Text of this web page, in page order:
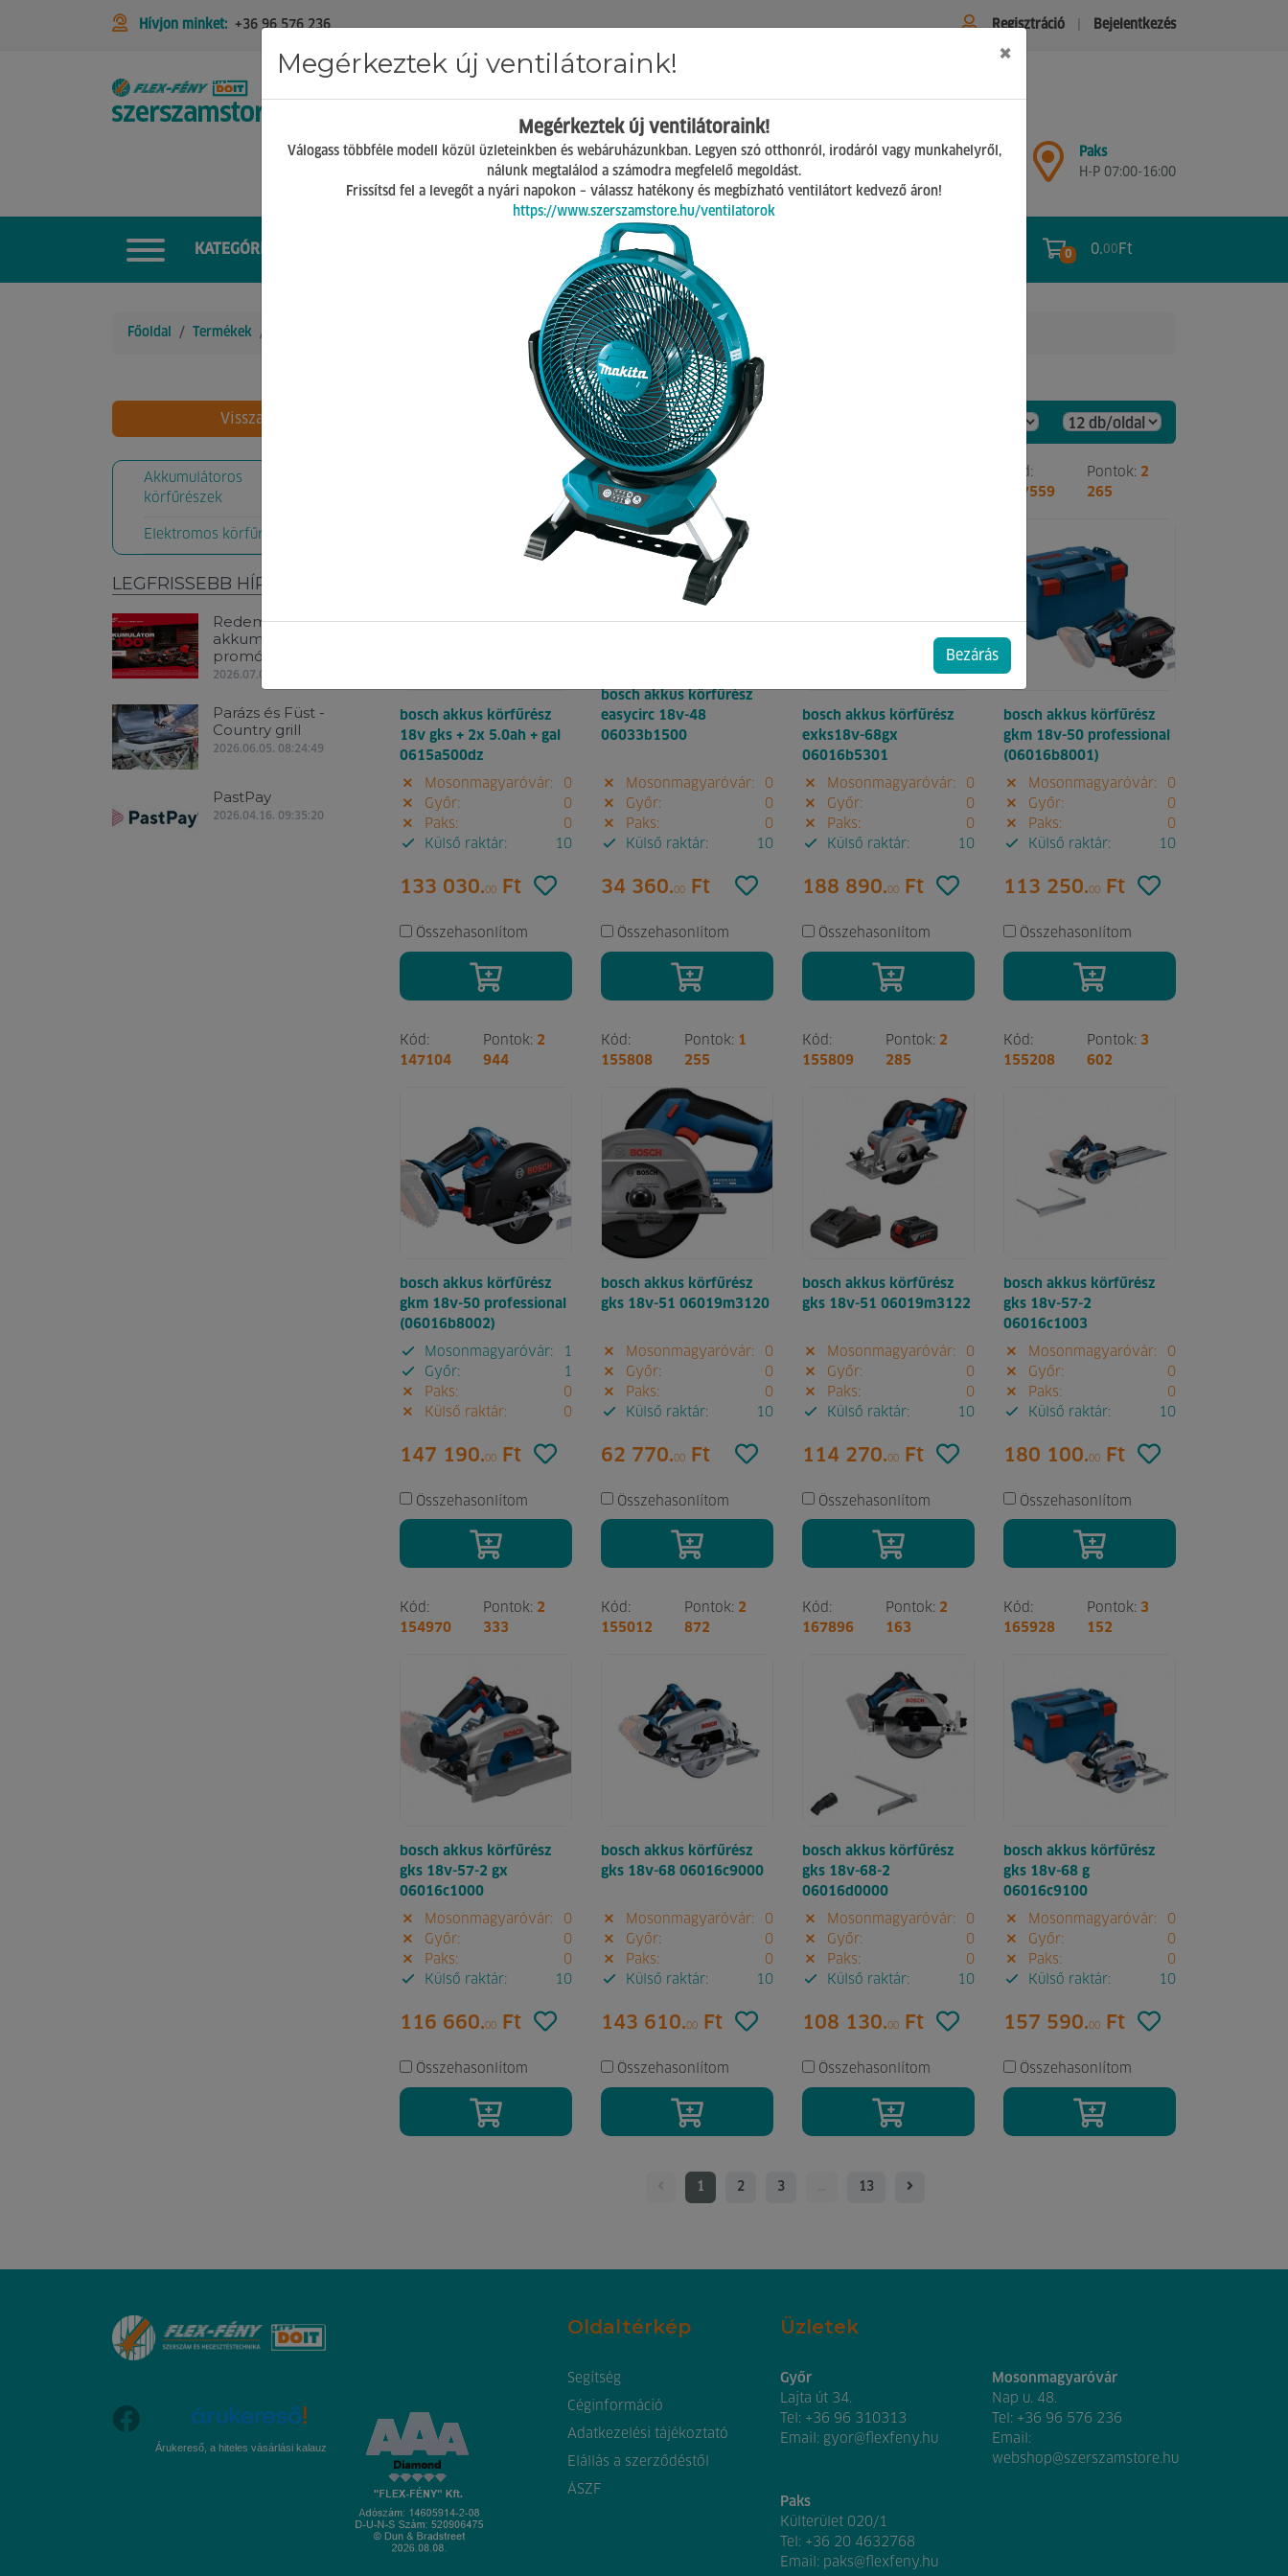
Hívjon minket: +36 96 576 236 Regisztráció Bejelentkezés
STIHL Hírek ÁSZF GY.I.K. Kapcsolat
Mosonmagyaróvár
H-P 07:00-17:00
Sz 08:00-12:00
Győr
Sz 08:00-12:00
Paks
H-P 07:00-16:00
KATEGÓRIÁK 0 0.00 Ft
Főoldal Termékek
Vissza
Akkumulátoros
körfűrészek
Elektromos körfűrészek
LEGFRISSEBB HÍREK
Redemption Classic
akkumulátoros
promóció!
2026.07.06. 09:01:33
Parázs és Füst -
Country grill
2026.06.05. 08:24:49
PastPay
2026.04.16. 09:35:20
145 db termék a listában csak akciósak
bosch akkus körfűrész
18v gks + 2x 5.0ah + gal
0615a500dz
Mosonmagyaróvár:
0
Győr:
0
Paks:
0
Külső raktár:
10
133 030.00 Ft
Összehasonlítom
Kód:164372 Pontok:
bosch akkus körfűrész
easycirc 18v-48
06033b1500
Mosonmagyaróvár:
0
Győr:
0
Paks:
0
Külső raktár:
10
34 360.00 Ft
Összehasonlítom
bosch akkus körfűrész
exks18v-68gx
06016b5301
Mosonmagyaróvár:
0
Győr:
0
Paks:
0
Külső raktár:
10
188 890.00 Ft
Összehasonlítom
Kód:
147559
Pontok: 2
265
bosch akkus körfűrész
gkm 18v-50 professional
(06016b8001)
Mosonmagyaróvár:
0
Győr:
0
Paks:
0
Külső raktár:
10
113 250.00 Ft
Összehasonlítom
Kód:
147104
Pontok: 2
944
bosch akkus körfűrész
gkm 18v-50 professional
(06016b8002)
Mosonmagyaróvár:
1
Győr:
1
Paks:
0
Külső raktár:
0
147 190.00 Ft
Összehasonlítom
Kód:
155808
Pontok: 1
255
bosch akkus körfűrész
gks 18v-51 06019m3120
Mosonmagyaróvár:
0
Győr:
0
Paks:
0
Külső raktár:
10
62 770.00 Ft
Összehasonlítom
Kód:
155809
Pontok: 2
285
bosch akkus körfűrész
gks 18v-51 06019m3122
Mosonmagyaróvár:
0
Győr:
0
Paks:
0
Külső raktár:
10
114 270.00 Ft
Összehasonlítom
Kód:
155208
Pontok: 3
602
bosch akkus körfűrész
gks 18v-57-2
06016c1003
Mosonmagyaróvár:
0
Győr:
0
Paks:
0
Külső raktár:
10
180 100.00 Ft
Összehasonlítom
Kód:
154970
Pontok: 2
333
bosch akkus körfűrész
gks 18v-57-2 gx
06016c1000
Mosonmagyaróvár:
0
Győr:
0
Paks:
0
Külső raktár:
10
116 660.00 Ft
Összehasonlítom
Kód:
155012
Pontok: 2
872
bosch akkus körfűrész
gks 18v-68 06016c9000
Mosonmagyaróvár:
0
Győr:
0
Paks:
0
Külső raktár:
10
143 610.00 Ft
Összehasonlítom
Kód:
167896
Pontok: 2
163
bosch akkus körfűrész
gks 18v-68-2
06016d0000
Mosonmagyaróvár:
0
Győr:
0
Paks:
0
Külső raktár:
10
108 130.00 Ft
Összehasonlítom
Kód:
165928
Pontok: 3
152
bosch akkus körfűrész
gks 18v-68 g
06016c9100
Mosonmagyaróvár:
0
Győr:
0
Paks:
0
Külső raktár:
10
157 590.00 Ft
Összehasonlítom
1 2 3 13
Árukereső, a hiteles vásárlási kalauz
Oldaltérkép
Segítség
Céginformáció
Adatkezelési tájékoztató
Elállás a szerződéstől
ÁSZF
Üzletek
Győr
Lajta út 34.
Tel: +36 96 310313
Email: gyor@flexfeny.hu
Mosonmagyaróvár
Nap u. 48.
Tel: +36 96 576 236
Email:
webshop@szerszamstore.hu
Paks
Külterület 020/1
Tel: +36 20 4632768
Email: paks@flexfeny.hu
Megérkeztek új ventilátoraink! ×
Megérkeztek új ventilátoraink!
Válogass többféle modell közül üzleteinkben és webáruházunkban. Legyen szó otthonról, irodáról vagy munkahelyről,
nálunk megtalálod a számodra megfelelő megoldást.
Frissítsd fel a levegőt a nyári napokon – válassz hatékony és megbízható ventilátort kedvező áron!
https://www.szerszamstore.hu/ventilatorok
Bezárás